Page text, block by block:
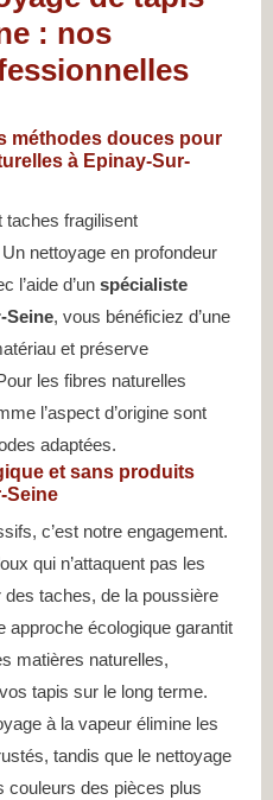
: nos
méthodes douces pour
à Epinay-Sur-
fragilisent
nettoyage en profondeur
l’aide d’un spécialiste
Seine, vous bénéficiez d’une
et préserve
les fibres naturelles
l’aspect d’origine sont
adaptées.
et sans produits
Seine
c’est notre engagement.
qui n’attaquent pas les
des taches, de la poussière
approche écologique garantit
matières naturelles,
tapis sur le long terme.
à la vapeur élimine les
tandis que le nettoyage
couleurs des pièces plus